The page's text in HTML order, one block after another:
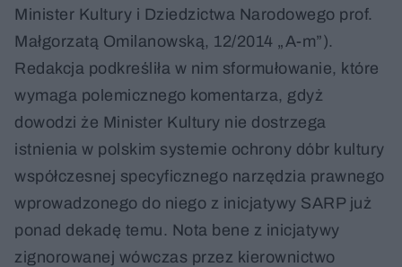
Minister Kultury i Dziedzictwa Narodowego prof.
Małgorzatą Omilanowską, 12/2014 „A-m”).
Redakcja podkreśliła w nim sformułowanie, które
wymaga polemicznego komentarza, gdyż
dowodzi że Minister Kultury nie dostrzega
istnienia w polskim systemie ochrony dóbr kultury
współczesnej specyficznego narzędzia prawnego
wprowadzonego do niego z inicjatywy SARP już
ponad dekadę temu. Nota bene z inicjatywy
zignorowanej wówczas przez kierownictwo